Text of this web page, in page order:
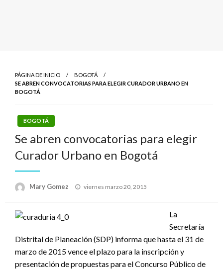
PÁGINA DE INICIO
BOGOTÁ
SE ABREN CONVOCATORIAS PARA ELEGIR CURADOR URBANO EN
BOGOTÁ
BOGOTÁ
Se abren convocatorias para elegir
Curador Urbano en Bogotá
Mary Gomez
Publicado
viernes marzo 20, 2015
La
Secretaría
Distrital de Planeación (SDP) informa que hasta el 31 de
marzo de 2015 vence el plazo para la inscripción y
presentación de propuestas para el Concurso Público de